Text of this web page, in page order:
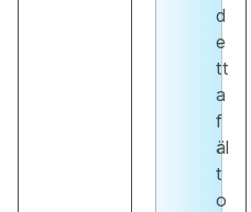
d
e
tt
a
f
äl
t
o